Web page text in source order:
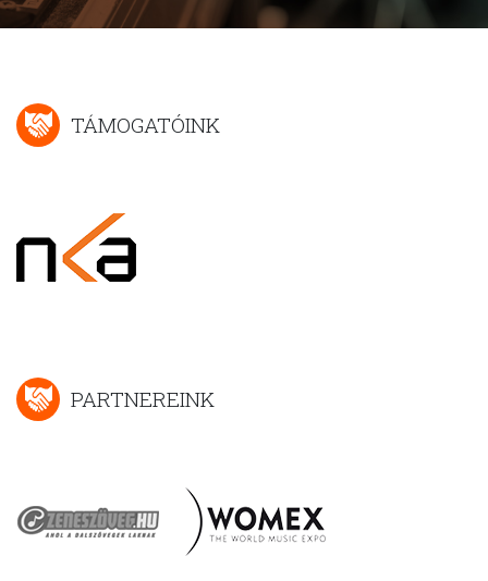
TÁMOGATÓINK
PARTNEREINK